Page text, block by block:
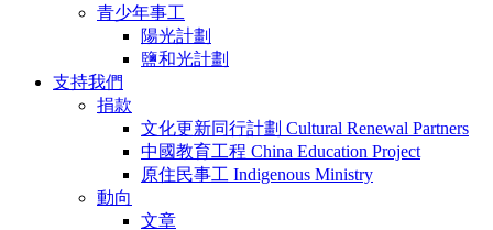
青少年事工
陽光計劃
鹽和光計劃
支持我們
捐款
文化更新同行計劃 Cultural Renewal Partners
中國教育工程 China Education Project
原住民事工 Indigenous Ministry
動向
文章